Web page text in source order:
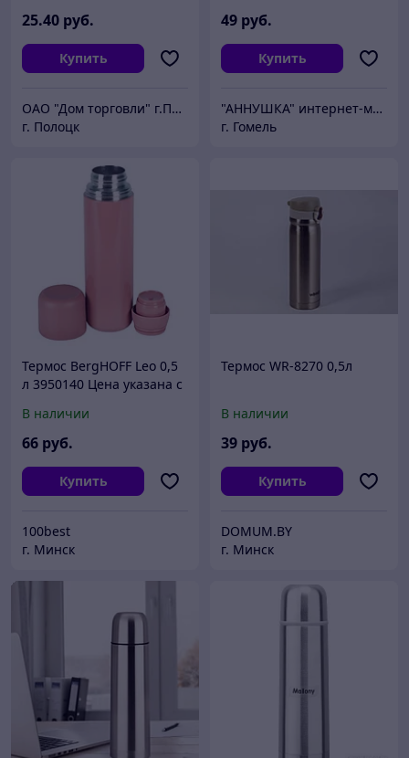
25.40 руб.
Купить
ОАО "Дом торговли" г.Полоцк
г. Полоцк
49 руб.
Купить
"АННУШКА" интернет-магазин посуды
г. Гомель
Термос BergHOFF Leo 0,5
л 3950140 Цена указана с
В наличии
66 руб.
Купить
100best
г. Минск
Термос WR-8270 0,5л
В наличии
39 руб.
Купить
DOMUM.BY
г. Минск